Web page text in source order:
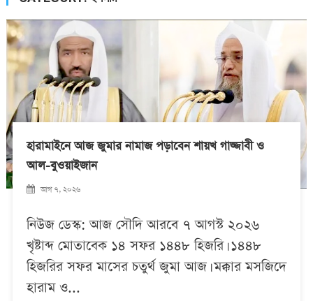
হারামাইনে আজ জুমার নামাজ পড়াবেন শায়খ গাজ্জাবী ও
আল-বুওয়াইজান
আগ ৭, ২০২৬
নিউজ ডেস্ক: আজ সৌদি আরবে ৭ আগস্ট ২০২৬
খৃষ্টাব্দ মোতাবেক ১৪ সফর ১৪৪৮ হিজরি। ১৪৪৮
হিজরির সফর মাসের চতুর্থ জুমা আজ। মক্কার মসজিদে
হারাম ও...